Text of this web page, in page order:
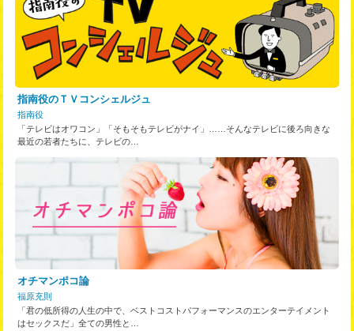
指南役のＴＶコンシェルジュ
指南役
「テレビはオワコン」「そもそもテレビがナイ」……そんなテレビに後ろ向きな
最近の若者たちに、テレビの…
オチマンポコ論
福原充則
「君の低所得の人生の中で、ベストコストパフォーマンスのエンターテイメント
はセックスだ」全ての男性と…